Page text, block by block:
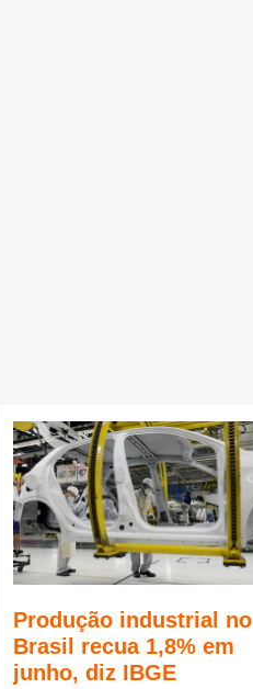
Produção industrial no
Brasil recua 1,8% em
junho, diz IBGE